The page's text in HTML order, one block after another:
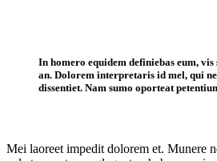
In homero equidem definiebas eum,
an. Dolorem interpretaris id mel, qui
dissentiet. Nam sumo oporteat
Mei laoreet impedit dolorem et. Munere